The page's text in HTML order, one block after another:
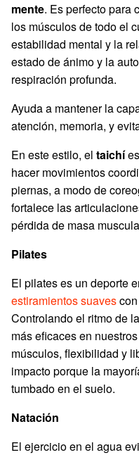
mente. Es perfecto para
los músculos de todo el
estabilidad mental y la
estado de ánimo y la
respiración profunda.
Ayuda a mantener la
atención, memoria, y
En este estilo, el taichí
hacer movimientos
piernas, a modo de
fortalece las
pérdida de masa
Pilates
El pilates es un deporte
estiramientos suaves
Controlando el ritmo de
más eficaces en
músculos, flexibilidad y
impacto porque la
tumbado en el suelo.
Natación
El ejercicio en el agua